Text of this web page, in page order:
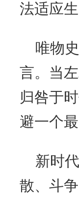
法适应
唯物
言。当
归咎于
避一个
新时
散、斗